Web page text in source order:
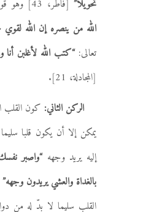
تحويلا”[فاطر، 43] وهو قول الله الجازم:
الله من ينصره إن الله لقوي
تعالى:“كتب الله لأغلبن
[المجادلة، 21].
الركن الثاني: كون القلب
يمكن إلا أن يكون قلبا
إليه يريد وجهه“واصبر
بالغداة والعشي يريدون وجهه”
القلب سليما لا بدّ له من